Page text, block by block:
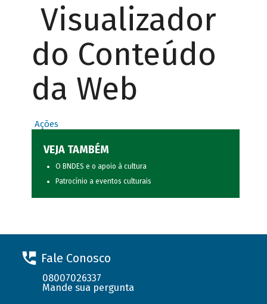
Visualizador
do Conteúdo
da Web
Ações
VEJA TAMBÉM
O BNDES e o apoio à cultura
Patrocínio a eventos culturais
Fale Conosco
08007026337
Mande sua pergunta